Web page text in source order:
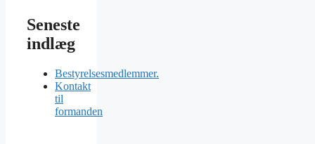
Seneste
indlæg
Bestyrelsesmedlemmer.
Kontakt
til
formanden